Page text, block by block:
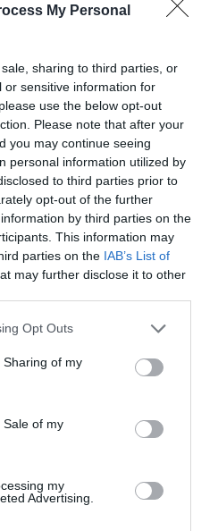
My Personal
sharing to third parties, or
or sensitive information for
use the below opt-out
Please note that after your
you may continue seeing
personal information utilized by
to third parties prior to
opt-out of the further
by third parties on the
This information may
parties on the IAB’s List of
may further disclose it to other
Opt Outs
of my
of my
my
Advertising.
τζιν και crop σακάκι στο
Αθήνας
Mcteam
READING BELOW